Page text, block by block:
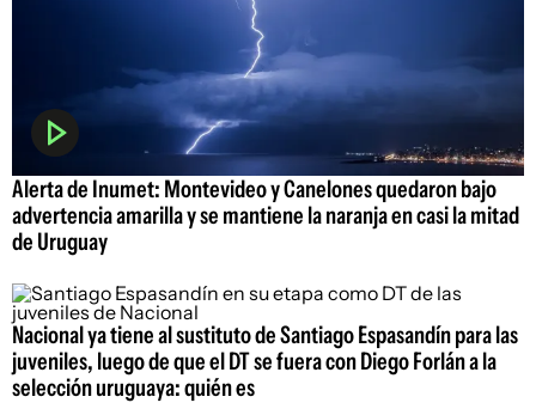
Alerta de Inumet: Montevideo y Canelones quedaron bajo
advertencia amarilla y se mantiene la naranja en casi la mitad
de Uruguay
Nacional ya tiene al sustituto de Santiago Espasandín para las
juveniles, luego de que el DT se fuera con Diego Forlán a la
selección uruguaya: quién es